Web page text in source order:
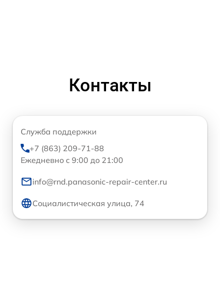
Контакты
Служба поддержки
+7 (863) 209-71-88
Ежедневно с 9:00 до 21:00
info@rnd.panasonic-repair-center.ru
Социалистическая улица, 74